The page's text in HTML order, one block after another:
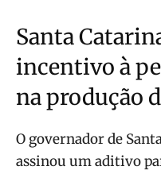
Santa
incentivo à
na produção
O governador de
assinou um aditivo